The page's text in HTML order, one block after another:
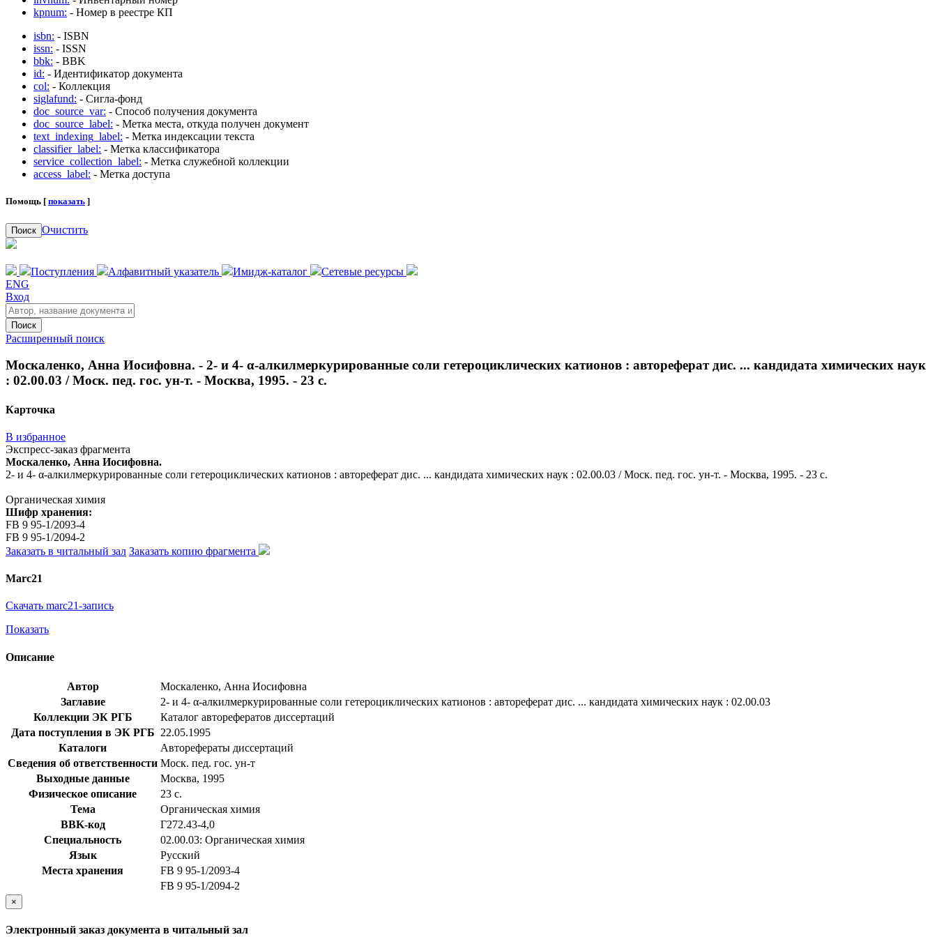
kpnum: - Номер в реестре КП
isbn: - ISBN
issn: - ISSN
bbk: - BBK
id: - Идентификатор документа
col: - Коллекция
siglafund: - Сигла-фонд
doc_source_var: - Способ получения документа
doc_source_label: - Метка места, откуда получен документ
text_indexing_label: - Метка индексации текста
classifier_label: - Метка классификатора
service_collection_label: - Метка служебной коллекции
access_label: - Метка доступа
Помощь [ показать ]
Поиск Очистить
Поступления Алфавитный указатель Имидж-каталог
Сетевые ресурсы
ENG
Вход
Поиск
Расширенный поиск
Москаленко, Анна Иосифовна. - 2- и 4- α-алкилмеркурированные соли гетероциклических катионов : автореферат дис. ... кандидата химических наук
: 02.00.03 / Моск. пед. гос. ун-т. - Москва, 1995. - 23 с.
Карточка
В избранное
Экспресс-заказ фрагмента
Москаленко, Анна Иосифовна.
2- и 4- α-алкилмеркурированные соли гетероциклических катионов : автореферат дис. ... кандидата химических наук : 02.00.03 / Моск. пед. гос. ун-т. - Москва, 1995. - 23 с.
Органическая химия
Шифр хранения:
FB 9 95-1/2093-4
FB 9 95-1/2094-2
Заказать в читальный зал Заказать копию фрагмента
Marc21
Скачать marc21-запись
Показать
Описание
Автор
Москаленко, Анна Иосифовна
Заглавие
2- и 4- α-алкилмеркурированные соли гетероциклических катионов : автореферат дис. ... кандидата химических наук : 02.00.03
Коллекции ЭК РГБ
Каталог авторефератов диссертаций
Дата поступления в ЭК РГБ 22.05.1995
Каталоги
Авторефераты диссертаций
Сведения об ответственности Моск. пед. гос. ун-т
Выходные данные
Москва, 1995
Физическое описание
23 с.
Тема
Органическая химия
BBK-код
Г272.43-4,0
Специальность
02.00.03: Органическая химия
Язык
Русский
Места хранения
FB 9 95-1/2093-4
FB 9 95-1/2094-2
×
Электронный заказ документа в читальный зал